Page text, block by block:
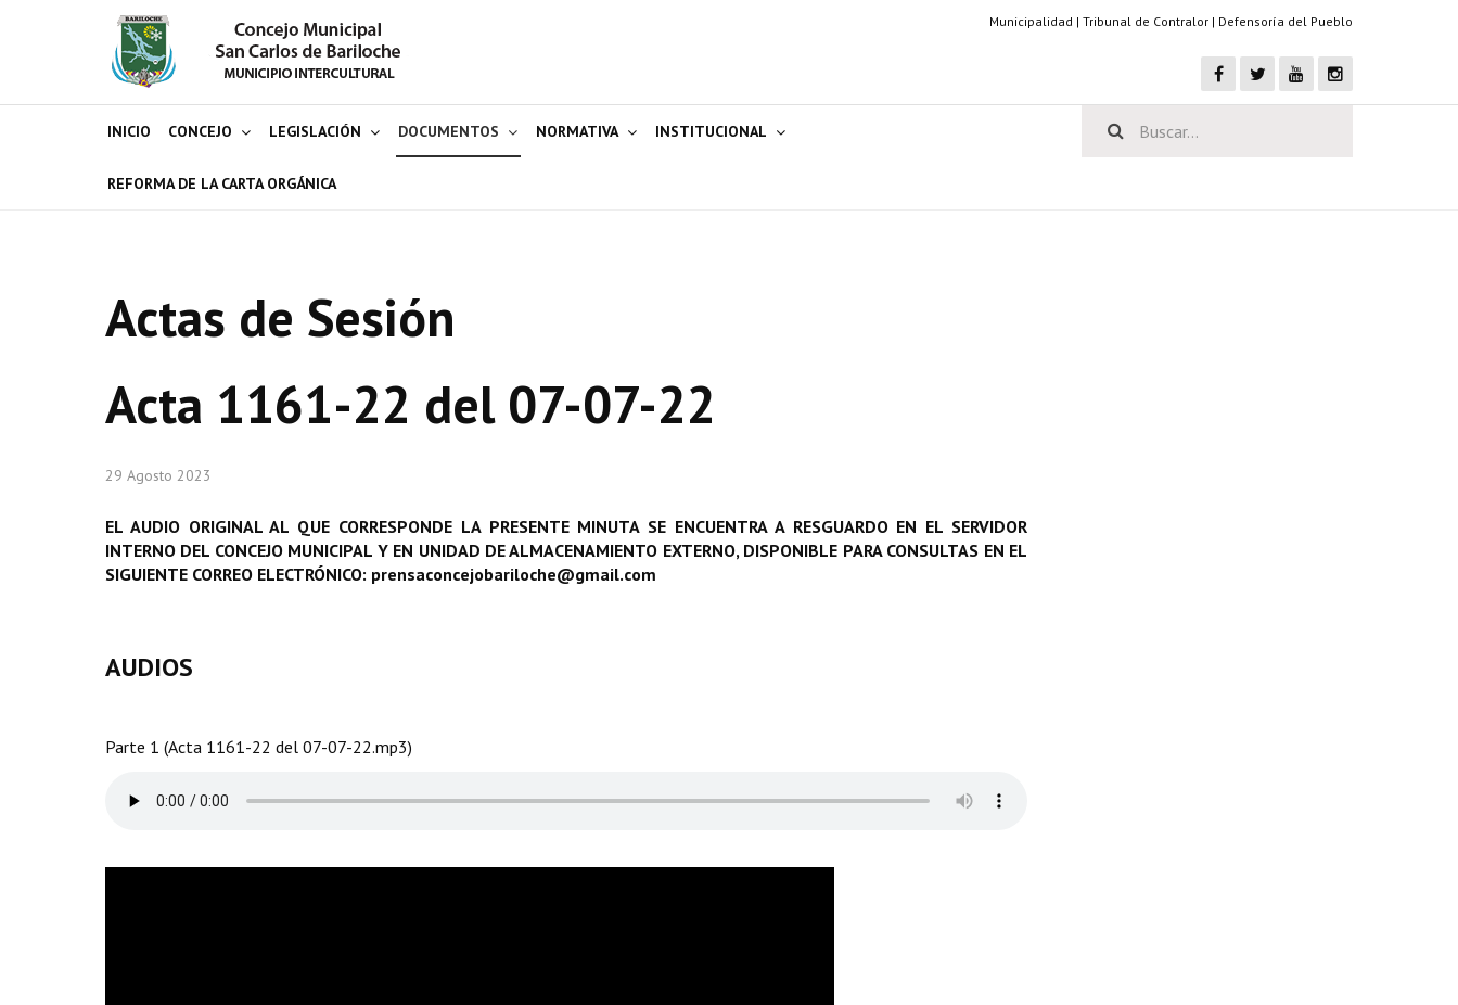
Municipalidad | Tribunal de Contralor | Defensoría del Pueblo
INICIO CONCEJO LEGISLACIÓN DOCUMENTOS NORMATIVA INSTITUCIONAL
REFORMA DE LA CARTA ORGÁNICA
Actas de Sesión
Acta 1161-22 del 07-07-22
29 Agosto 2023
EL AUDIO ORIGINAL AL QUE CORRESPONDE LA PRESENTE MINUTA SE ENCUENTRA A RESGUARDO EN EL SERVIDOR
INTERNO DEL CONCEJO MUNICIPAL Y EN UNIDAD DE ALMACENAMIENTO EXTERNO, DISPONIBLE PARA CONSULTAS EN EL
SIGUIENTE CORREO ELECTRÓNICO: prensaconcejobariloche@gmail.com
AUDIOS
Parte 1 (Acta 1161-22 del 07-07-22.mp3)